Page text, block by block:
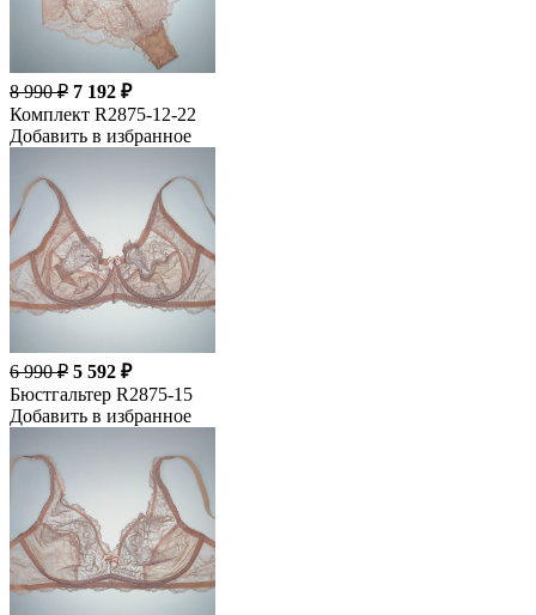
8 990 ₽ 7 192 ₽
Комплект R2875-12-22
Добавить в избранное
6 990 ₽ 5 592 ₽
Бюстгальтер R2875-15
Добавить в избранное